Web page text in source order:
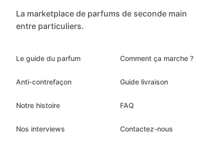
La marketplace de parfums de seconde main
entre particuliers.
Le guide du parfum
Anti-contrefaçon
Notre histoire
Nos interviews
Comment ça marche ?
Guide livraison
FAQ
Contactez-nous